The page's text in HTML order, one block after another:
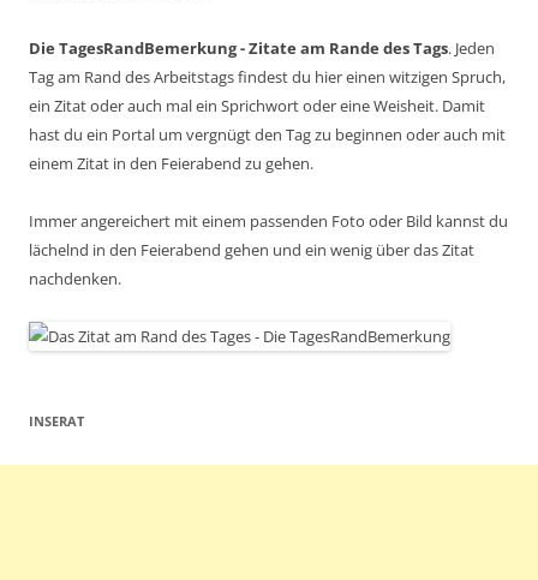
Die TagesRandBemerkung - Zitate am Rande des Tags. Jeden
Tag am Rand des Arbeitstags findest du hier einen witzigen Spruch,
ein Zitat oder auch mal ein Sprichwort oder eine Weisheit. Damit
hast du ein Portal um vergnügt den Tag zu beginnen oder auch mit
einem Zitat in den Feierabend zu gehen.
Immer angereichert mit einem passenden Foto oder Bild kannst du
lächelnd in den Feierabend gehen und ein wenig über das Zitat
nachdenken.
INSERAT